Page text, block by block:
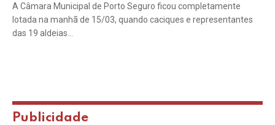
A Câmara Municipal de Porto Seguro ficou completamente
lotada na manhã de 15/03, quando caciques e representantes
das 19 aldeias…
Publicidade